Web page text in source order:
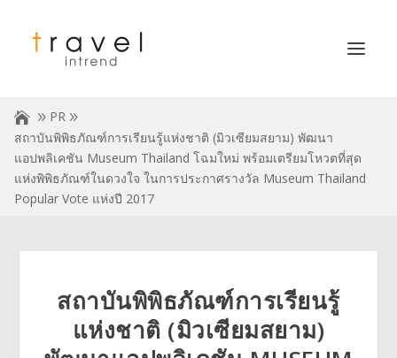
PR
สถาบันพิพิธภัณฑ์การเรียนรู้แห่งชาติ (มิวเซียมสยาม) พัฒนา
แอปพลิเคชัน Museum Thailand โฉมใหม่ พร้อมเตรียมโหวตที่สุด
แห่งพิพิธภัณฑ์ในดวงใจ ในการประกาศรางวัล Museum Thailand
Popular Vote แห่งปี 2017
สถาบันพิพิธภัณฑ์การเรียนรู้
แห่งชาติ (มิวเซียมสยาม)